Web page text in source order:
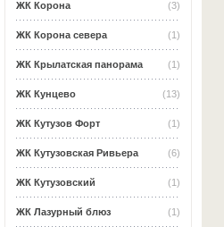
(3)
ЖК Корона
(1)
ЖК Корона севера
(1)
ЖК Крылатская панорама
(13)
ЖК Кунцево
(1)
ЖК Кутузов Форт
(6)
ЖК Кутузовская Ривьера
(1)
ЖК Кутузовский
(1)
ЖК Лазурный блюз